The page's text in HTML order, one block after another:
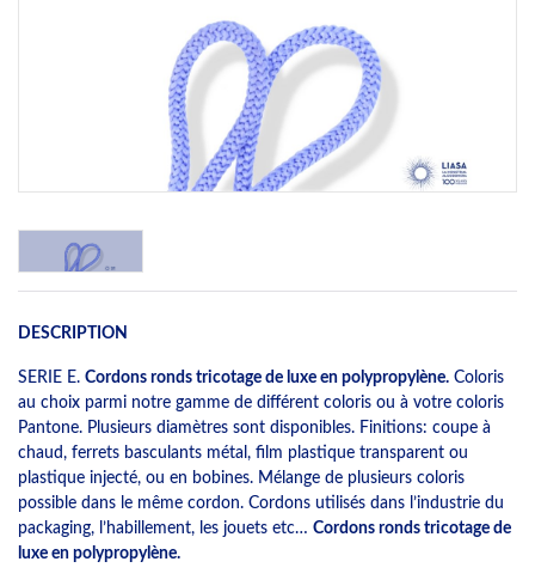
DESCRIPTION
SERIE E. Cordons ronds tricotage de luxe en polypropylène. Coloris
au choix parmi notre gamme de différent coloris ou à votre coloris
Pantone. Plusieurs diamètres sont disponibles. Finitions: coupe à
chaud, ferrets basculants métal, film plastique transparent ou
plastique injecté, ou en bobines. Mélange de plusieurs coloris
possible dans le même cordon. Cordons utilisés dans l’industrie du
packaging, l’habillement, les jouets etc… Cordons ronds tricotage de
luxe en polypropylène.